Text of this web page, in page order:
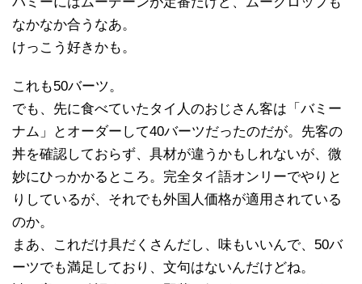
なかなか合うなあ。
けっこう好きかも。
これも50バーツ。
でも、先に食べていたタイ人のおじさん客は「バミー
ナム」とオーダーして40バーツだったのだが。先客の
丼を確認しておらず、具材が違うかもしれないが、微
妙にひっかかるところ。完全タイ語オンリーでやりと
りしているが、それでも外国人価格が適用されている
のか。
まあ、これだけ具だくさんだし、味もいいんで、50バ
ーツでも満足しており、文句はないんだけどね。